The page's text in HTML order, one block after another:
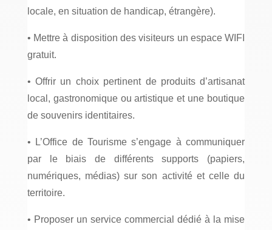
locale, en situation de handicap, étrangère).
• Mettre à disposition des visiteurs un espace WIFI
gratuit.
• Offrir un choix pertinent de produits d’artisanat
local, gastronomique ou artistique et une boutique
de souvenirs identitaires.
• L’Office de Tourisme s’engage à communiquer
par le biais de différents supports (papiers,
numériques, médias) sur son activité et celle du
territoire.
• Proposer un service commercial dédié à la mise